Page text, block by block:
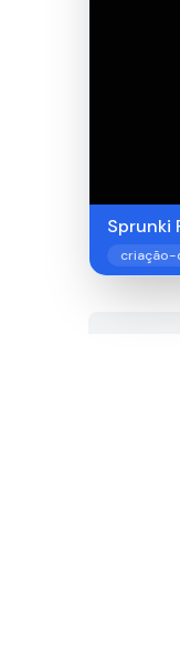
Sprunki